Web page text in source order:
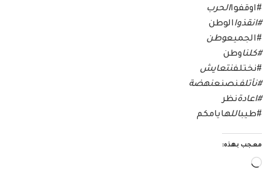
#اوقفواالحرب
#انقذواالوطن
#الجميعوطن
#كلناوطن
#نختلفنتعايش
#نأتلفنصنعنهضة
#اعادةنظر
#طيباللهايامكم
معجب بهذه:
جاري